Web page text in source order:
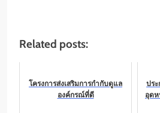
Related posts:
โครงการส่งเสริมการกำกับดูแล
องค์กรณ์ที่ดี
ปร
อุดห